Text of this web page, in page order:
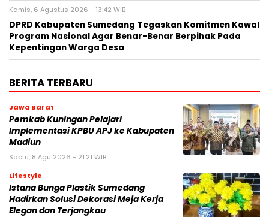
Kamis, 6 Agustus 2026 - 13:42 WIB
DPRD Kabupaten Sumedang Tegaskan Komitmen Kawal
Program Nasional Agar Benar-Benar Berpihak Pada
Kepentingan Warga Desa
BERITA TERBARU
Jawa Barat
Pemkab Kuningan Pelajari
Implementasi KPBU APJ ke Kabupaten
Madiun
Sabtu, 8 Agu 2026 - 21:21 WIB
Lifestyle
Istana Bunga Plastik Sumedang
Hadirkan Solusi Dekorasi Meja Kerja
Elegan dan Terjangkau